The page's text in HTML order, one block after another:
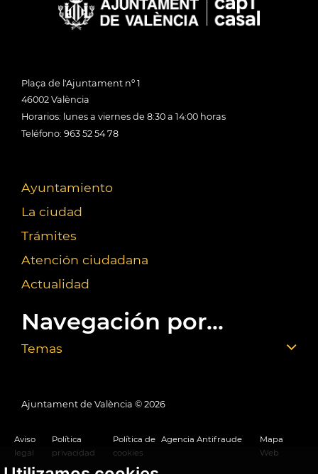
Plaça de l'Ajuntament nº 1
46002 València
Horarios: lunes a viernes de 8:30 a 14:00 horas
Teléfono: 963 52 54 78
Ayuntamiento
La ciudad
Trámites
Atención ciudadana
Actualidad
Navegación por...
Temas
Ajuntament de València © 2026
Aviso
legal
Política
privacidad
Política de
cookies
Agencia Antifraude
Mapa
Web